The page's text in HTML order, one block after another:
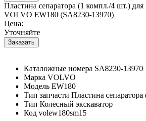
Пластина сепаратора (1 компл./4 шт.) для
VOLVO EW180 (SA8230-13970)
Цена:
Уточняйте
Каталожные номера SA8230-13970
Марка VOLVO
Модель EW180
Тип запчасти Пластина
Тип Колесный экскаватор
Код volew180sm15